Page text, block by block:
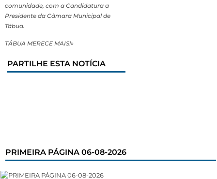
comunidade, com a Candidatura a
Presidente da Câmara Municipal de
Tábua.
TÁBUA MERECE MAIS!»
PARTILHE ESTA NOTÍCIA
PRIMEIRA PÁGINA 06-08-2026